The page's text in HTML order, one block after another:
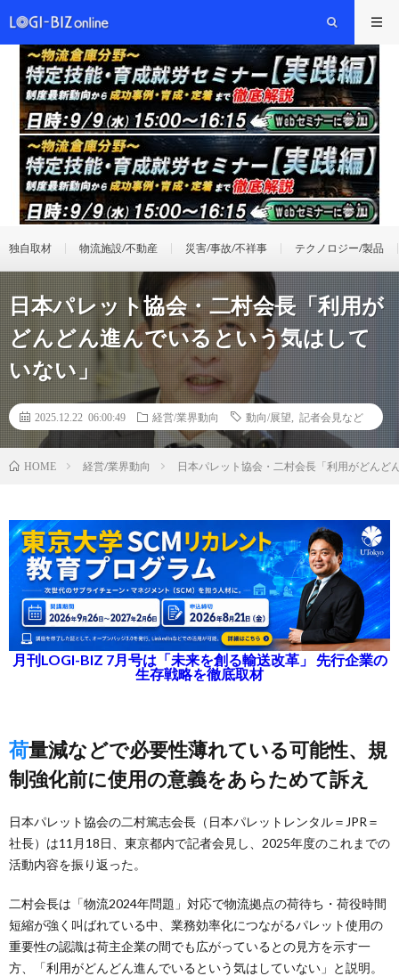
独自取材 物流施設/不動産 災害/事故/不祥事 テクノロジー/製品
日本パレット協会・二村会長「利用が
どんどん進んでいるという気はして
いない」
2025.12.22 06:00:49 経営/業界動向 動向/展望 記者会見など
HOME 経営/業界動向 日本パレット協会・二村会長「利用がどんど
月刊LOGI-BIZ 7月号は「未来を創る輸送改革」 先行企業の
生存戦略を徹底取材
荷量減などで必要性薄れている可能性、規
制強化前に使用の意義をあらためて訴え
日本パレット協会の二村篤志会長（日本パレットレンタル＝JPR＝
社長）は11月18日、東京都内で記者会見し、2025年度のこれまでの
活動内容を振り返った。
二村会長は「物流2024年問題」対応で物流拠点の荷待ち・荷役時間
短縮が強く叫ばれている中、業務効率化につながるパレット使用の
重要性の認識は荷主企業の間でも広がっているとの見方を示す一
方、「利用がどんどん進んでいるという気はしていない」と説明。